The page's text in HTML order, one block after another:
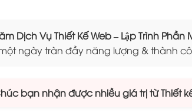
Dịch Vụ Thiết Kế Web – Lập Trình Phần
ngày tràn đầy năng lượng & thành
bạn nhận được nhiều giá trị từ Thiết